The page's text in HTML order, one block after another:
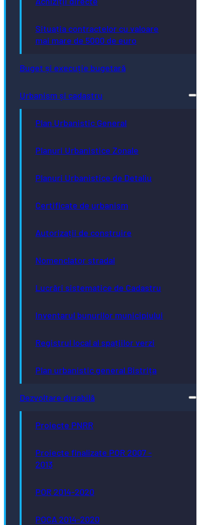
Situația contractelor cu valoare
mai mare de 5000 de euro
Buget și execuție bugetară
Urbanism și cadastru
Plan Urbanistic General
Planuri Urbanistice Zonale
Planuri Urbanistice de Detaliu
Certificate de urbanism
Autorizații de construire
Nomenclator stradal
Lucrări sistematice de Cadastru
Inventarul bunurilor municipiului
Registrul local al spațiilor verzi
Plan urbanistic general Bistrița
Dezvoltare durabilă
Proiecte PNRR
Proiecte finalizate POR 2007 -
2013
POR 2014-2020
POCA 2014-2020